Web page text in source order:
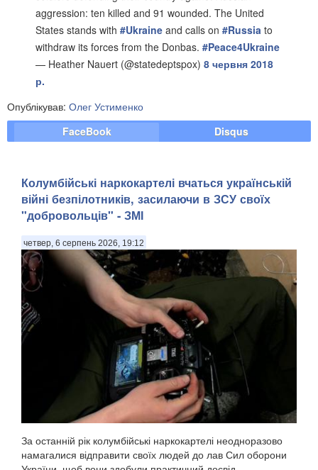
aggression: ten killed and 91 wounded. The United
States stands with #Ukraine and calls on #Russia to
withdraw its forces from the Donbas. #Peace4Ukraine
— Heather Nauert (@statedeptspox) 8 червня 2018
р.
Опублікував: Олег Устименко
FaceBook
Disqus
Колумбійські наркокартелі вчаться українській
війні безпілотників, засилаючи в ЗСУ своїх
"добровольців" - ЗМІ
четвер, 6 серпень 2026, 19:12
За останній рік колумбійські наркокартелі неодноразово
намагалися відправити своїх людей до лав Сил оборони